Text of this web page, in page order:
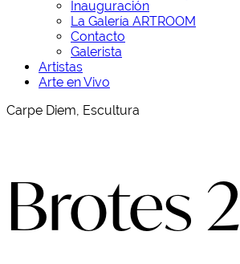
Inauguración
La Galería ARTROOM
Contacto
Galerista
Artistas
Arte en Vivo
Carpe Diem, Escultura
Brotes 2